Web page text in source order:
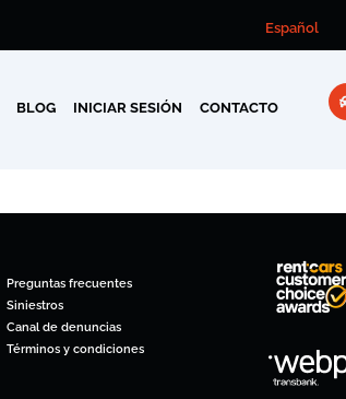
Español
BLOG INICIAR SESIÓN CONTACTO
Preguntas frecuentes
Siniestros
Canal de denuncias
Términos y condiciones